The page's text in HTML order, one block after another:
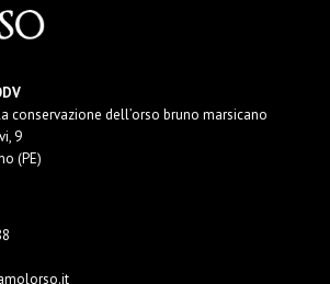
conservazione dell’orso bruno marsicano
9
(PE)